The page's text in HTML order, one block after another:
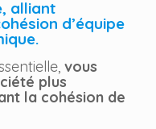
alliant
d’équipe
vous
plus
la cohésion de